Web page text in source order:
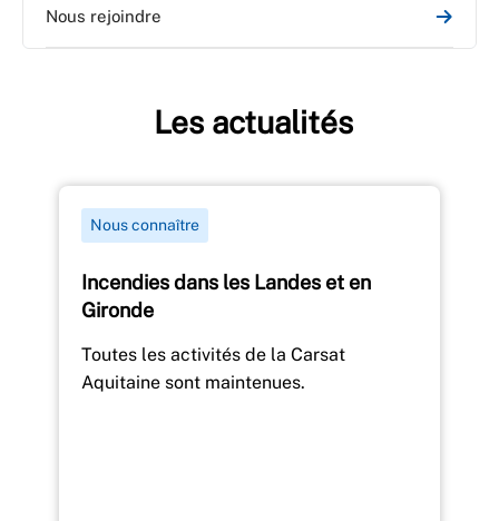
Nous rejoindre
Les actualités
Incendies dans les Landes et en
Gironde
Nous connaître
Toutes les activités de la Carsat
Aquitaine sont maintenues.